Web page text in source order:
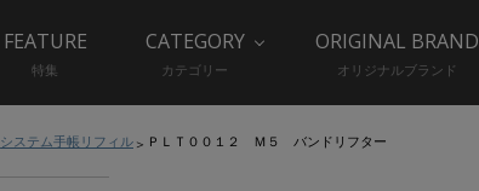
FEATURE
特集
CATEGORY
カテゴリー
ORIGINAL BRAND
オリジナルブランド
システム手帳リフィル ＰＬＴ００１２ Ｍ５ バンドリフター